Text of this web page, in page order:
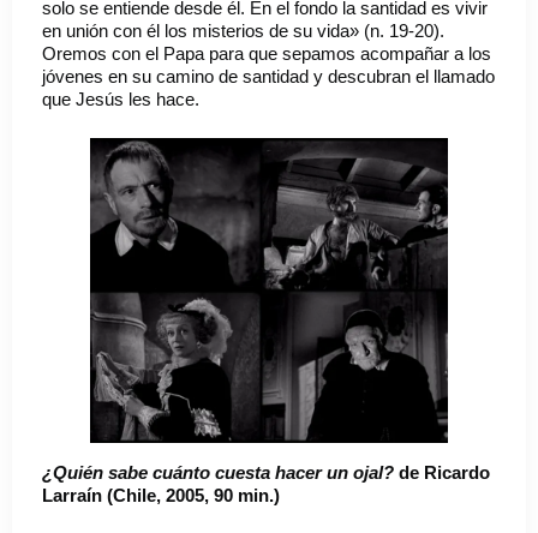
solo se entiende desde él. En el fondo la santidad es vivir
en unión con él los misterios de su vida» (n. 19-20).
Oremos con el Papa para que sepamos acompañar a los
jóvenes en su camino de santidad y descubran el llamado
que Jesús les hace.
¿Quién sabe cuánto cuesta hacer un ojal? de Ricardo
Larraín (Chile, 2005, 90 min.)